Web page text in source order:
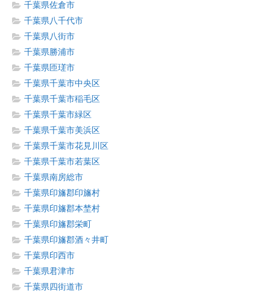
千葉県佐倉市
千葉県八千代市
千葉県八街市
千葉県勝浦市
千葉県匝瑳市
千葉県千葉市中央区
千葉県千葉市稲毛区
千葉県千葉市緑区
千葉県千葉市美浜区
千葉県千葉市花見川区
千葉県千葉市若葉区
千葉県南房総市
千葉県印旛郡印旛村
千葉県印旛郡本埜村
千葉県印旛郡栄町
千葉県印旛郡酒々井町
千葉県印西市
千葉県君津市
千葉県四街道市